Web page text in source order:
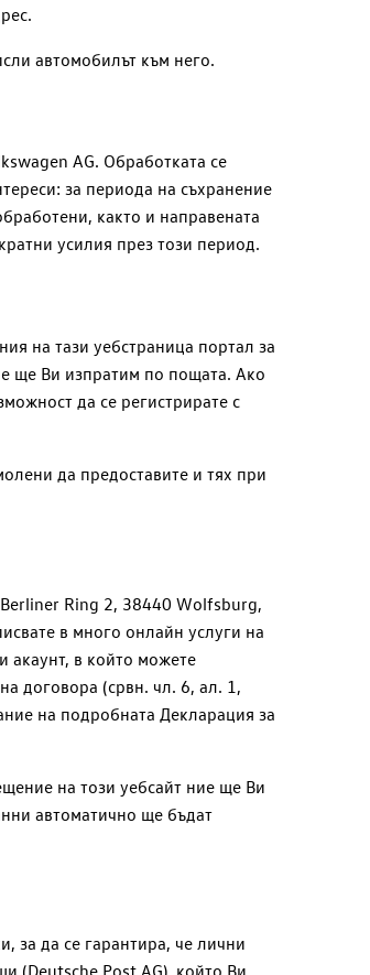
автомобилът към него.
AG. Обработката се
за периода на съхранение
както и направената
усилия през този период.
на тази уебстраница портал за
ще Ви изпратим по пощата. Ако
да се регистрирате с
да предоставите и тях при
Ring 2, 38440 Wolfsburg,
в много онлайн услуги на
акаунт, в който можете
договора (срвн. чл. 6, ал. 1,
на подробната Декларация за
на този уебсайт ние ще Ви
автоматично ще бъдат
за да се гарантира, че лични